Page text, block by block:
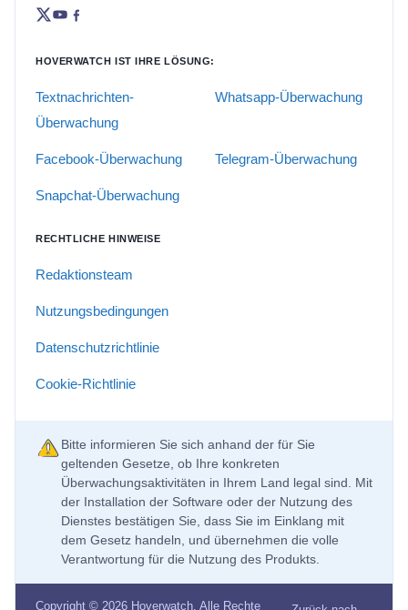
HOVERWATCH IST IHRE LÖSUNG:
Textnachrichten-
Überwachung
Whatsapp-Überwachung
Facebook-Überwachung Telegram-Überwachung
Snapchat-Überwachung
RECHTLICHE HINWEISE
Redaktionsteam
Nutzungsbedingungen
Datenschutzrichtlinie
Cookie-Richtlinie
Bitte informieren Sie sich anhand der für Sie
geltenden Gesetze, ob Ihre konkreten
Überwachungsaktivitäten in Ihrem Land legal sind. Mit
der Installation der Software oder der Nutzung des
Dienstes bestätigen Sie, dass Sie im Einklang mit
dem Gesetz handeln, und übernehmen die volle
Verantwortung für die Nutzung des Produkts.
Copyright © 2026 Hoverwatch. Alle Rechte